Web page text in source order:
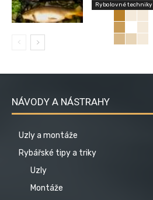
Rybolovné techniky
NÁVODY A NÁSTRAHY
Uzly a montáže
Rybářské tipy a triky
Uzly
Montáže